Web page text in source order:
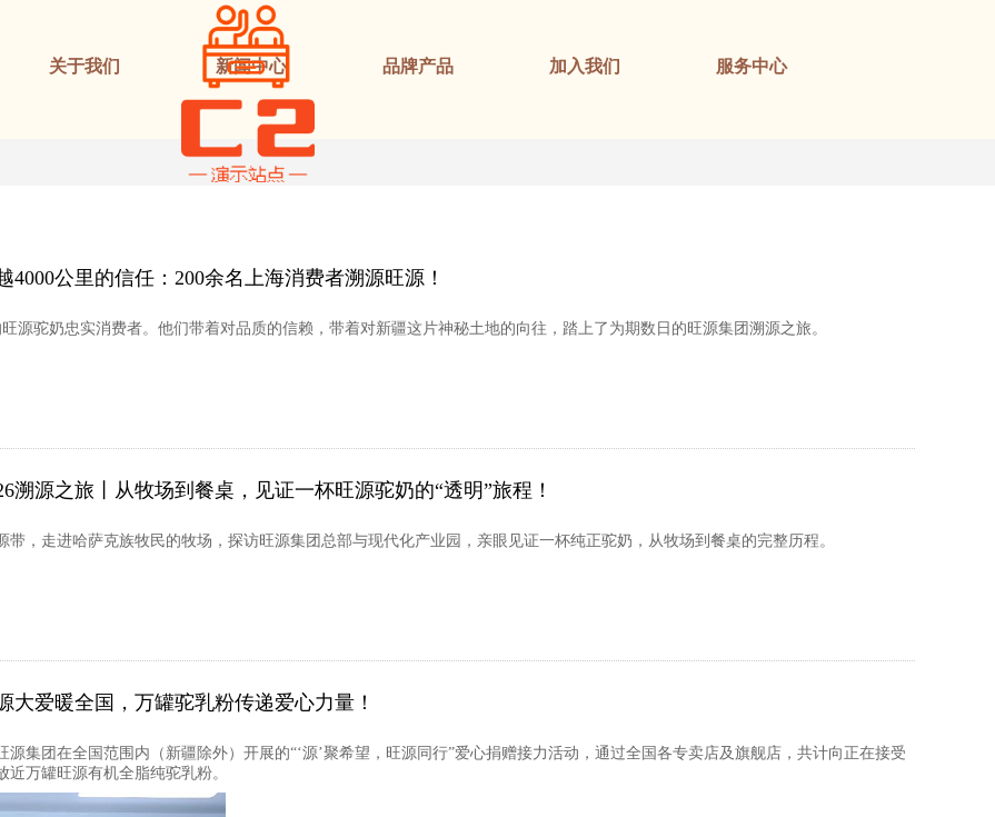
关于我们 新闻中心 品牌产品 加入我们 服务中心
4000公里的信任：200余名上海消费者溯源旺源！
源驼奶忠实消费者。他们带着对品质的信赖，带着对新疆这片神秘土地的向往，踏上了为期数日的旺源集团溯源之旅。
溯源之旅丨从牧场到餐桌，见证一杯旺源驼奶的“透明”旅程！
带，走进哈萨克族牧民的牧场，探访旺源集团总部与现代化产业园，亲眼见证一杯纯正驼奶，从牧场到餐桌的完整历程。
大爱暖全国，万罐驼乳粉传递爱心力量！
源集团在全国范围内（新疆除外）开展的“‘源’聚希望，旺源同行”爱心捐赠接力活动，通过全国各专卖店及旗舰店，共计向正在接受
近万罐旺源有机全脂纯驼乳粉。